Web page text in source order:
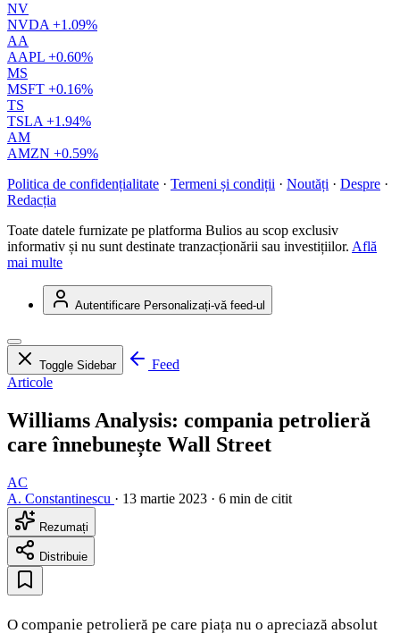
NV
NVDA +1.09%
AA
AAPL +0.60%
MS
MSFT +0.16%
TS
TSLA +1.94%
AM
AMZN +0.59%
Politica de confidențialitate · Termeni și condiții · Noutăți · Despre ·
Redacția
Toate datele furnizate pe platforma Bulios au scop exclusiv
informativ și nu sunt destinate tranzacționării sau investițiilor. Află
mai multe
Autentificare Personalizați-vă feed-ul
Toggle Sidebar
Feed
Articole
Williams Analysis: compania petrolieră
care înnebunește Wall Street
AC
A. Constantinescu · 13 martie 2023 · 6 min de citit
Rezumați
Distribuie
O companie petrolieră pe care piața nu o apreciază absolut